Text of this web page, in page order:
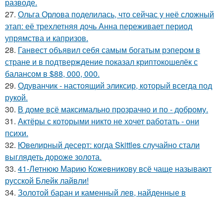
27. Ольга Орлова поделилась, что сейчас у неё сложный
этап: её трехлетняя дочь Анна переживает период
упрямства и капризов.
28. Ганвест объявил себя самым богатым рэпером в
стране и в подтверждение показал криптокошелёк с
балансом в $88, 000, 000.
29. Одуванчик - настоящий эликсир, который всегда под
рукой.
30. В доме всё максимально прозрачно и по - доброму.
31. Актёры с которыми никто не хочет работать - они
психи.
32. Ювелирный десерт: когда Skittles случайно стали
выглядеть дороже золота.
33. 41-Летнюю Марию Кожевникову всё чаще называют
русской Блейк лайвли!
34. Золотой баран и каменный лев, найденные в